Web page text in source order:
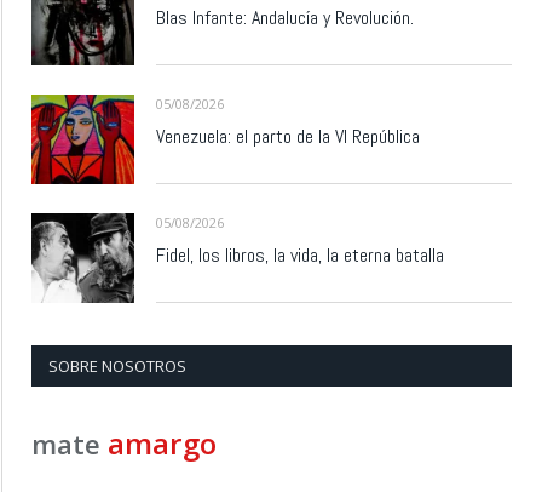
Blas Infante: Andalucía y Revolución.
05/08/2026
Venezuela: el parto de la VI República
05/08/2026
Fidel, los libros, la vida, la eterna batalla
SOBRE NOSOTROS
mate amargo